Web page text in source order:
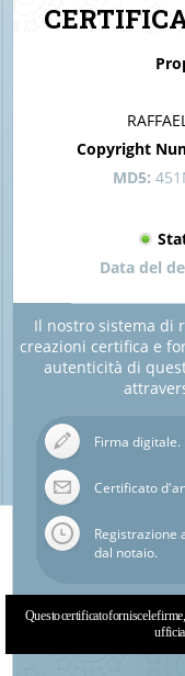
Copyright
MD5:
Data del
Il nostro sistema di
creazioni certifica e
autenticità di
Firma digitale.
Certificato
Registrazione
dal notaio.
Questo certificato fornisce le firme,